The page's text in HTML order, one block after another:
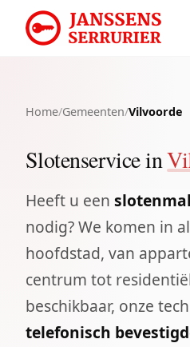
Home/Gemeenten/Vilvoorde
Slotenservice in
Heeft u een
nodig? We komen in
hoofdstad, van
centrum tot
beschikbaar, onze
telefonisch